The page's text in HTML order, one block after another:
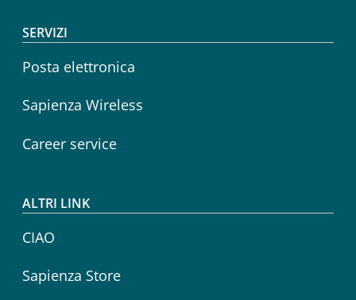
SERVIZI
Posta elettronica
Sapienza Wireless
Career service
ALTRI LINK
CIAO
Sapienza Store